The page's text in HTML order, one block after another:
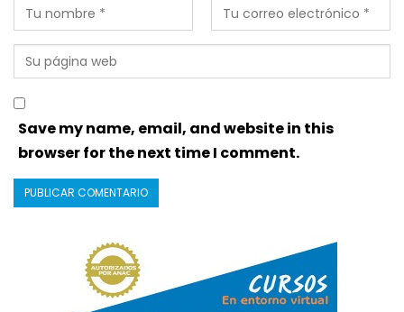
Save my name, email, and website in this
browser for the next time I comment.